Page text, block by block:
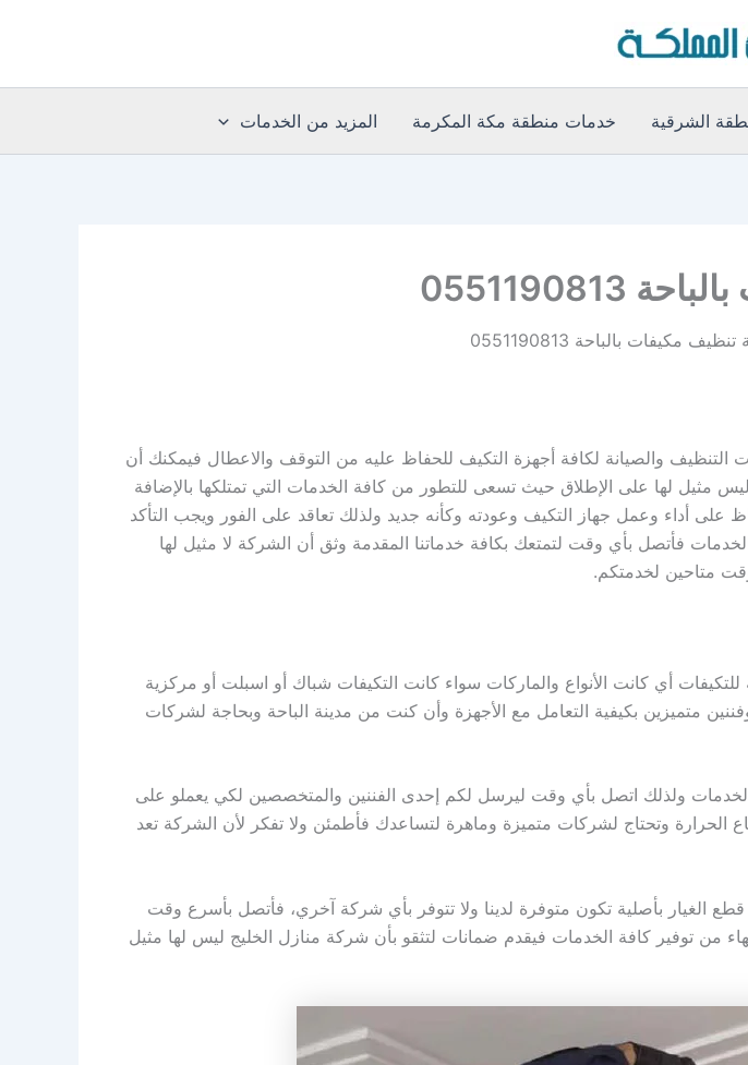
الشرقية خدمات منطقة مكة المكرمة المزيد من الخدمات
مكيفات بالباحة 0551190813
والصيانة لكافة أجهزة التكيف للحفاظ عليه من التوقف والاعطال فيمكنك أن
مثيل لها على الإطلاق حيث تسعى للتطور من كافة الخدمات التي تمتلكها بالإضافة
على أداء وعمل جهاز التكيف وعودته وكأنه جديد ولذلك تعاقد على الفور ويجب التأكد
فأتصل بأي وقت لتمتعك بكافة خدماتنا المقدمة وثق أن الشركة لا مثيل لها
متاحين لخدمتكم.
أي كانت الأنواع والماركات سواء كانت التكيفات شباك أو اسبلت أو مركزية
متميزين بكيفية التعامل مع الأجهزة وأن كنت من مدينة الباحة وبحاجة لشركات
ولذلك اتصل بأي وقت ليرسل لكم إحدى الفننين والمتخصصين لكي يعملو على
وتحتاج لشركات متميزة وماهرة لتساعدك فأطمئن ولا تفكر لأن الشركة تعد
قطع الغيار بأصلية تكون متوفرة لدينا ولا تتوفر بأي شركة آخري، فأتصل بأسرع وقت
من توفير كافة الخدمات فيقدم ضمانات لتثقو بأن شركة منازل الخليج ليس لها مثيل